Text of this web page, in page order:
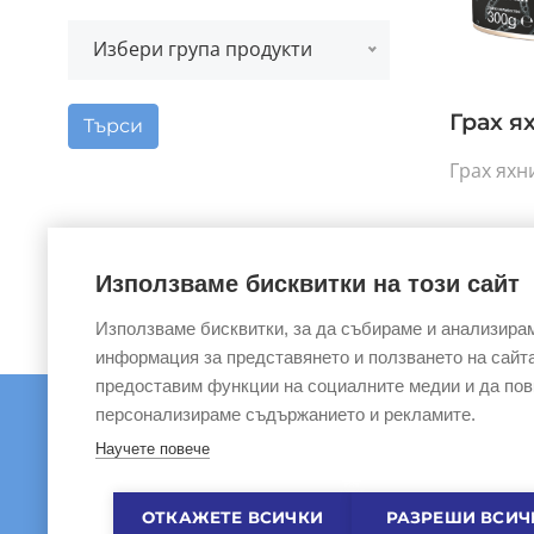
Избери група продукти
Търси Грах
Грах
ЗА НАС | ОБЩИ
Използваме бисквитки на този сайт
Използваме бисквитки, за да събираме и
информация за представянето и ползването на
предоставим функции на социалните медии и да
персонализираме съдържанието и рекламите.
Научете повече
ОТКАЖЕТЕ ВСИЧКИ РАЗРЕШИ